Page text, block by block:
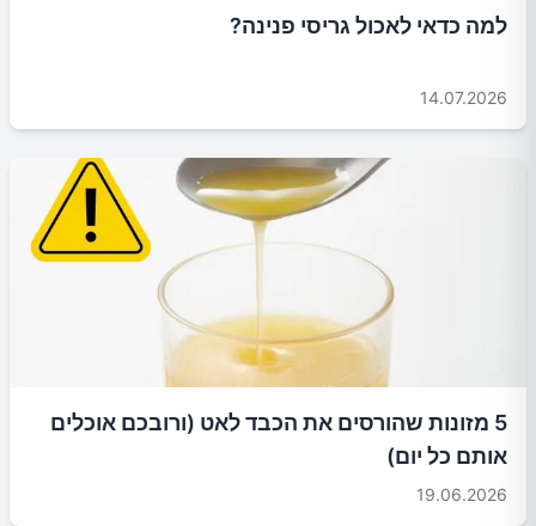
למה כדאי לאכול גריסי פנינה?
14.07.2026
5 מזונות שהורסים את הכבד לאט (ורובכם אוכלים
אותם כל יום)
19.06.2026